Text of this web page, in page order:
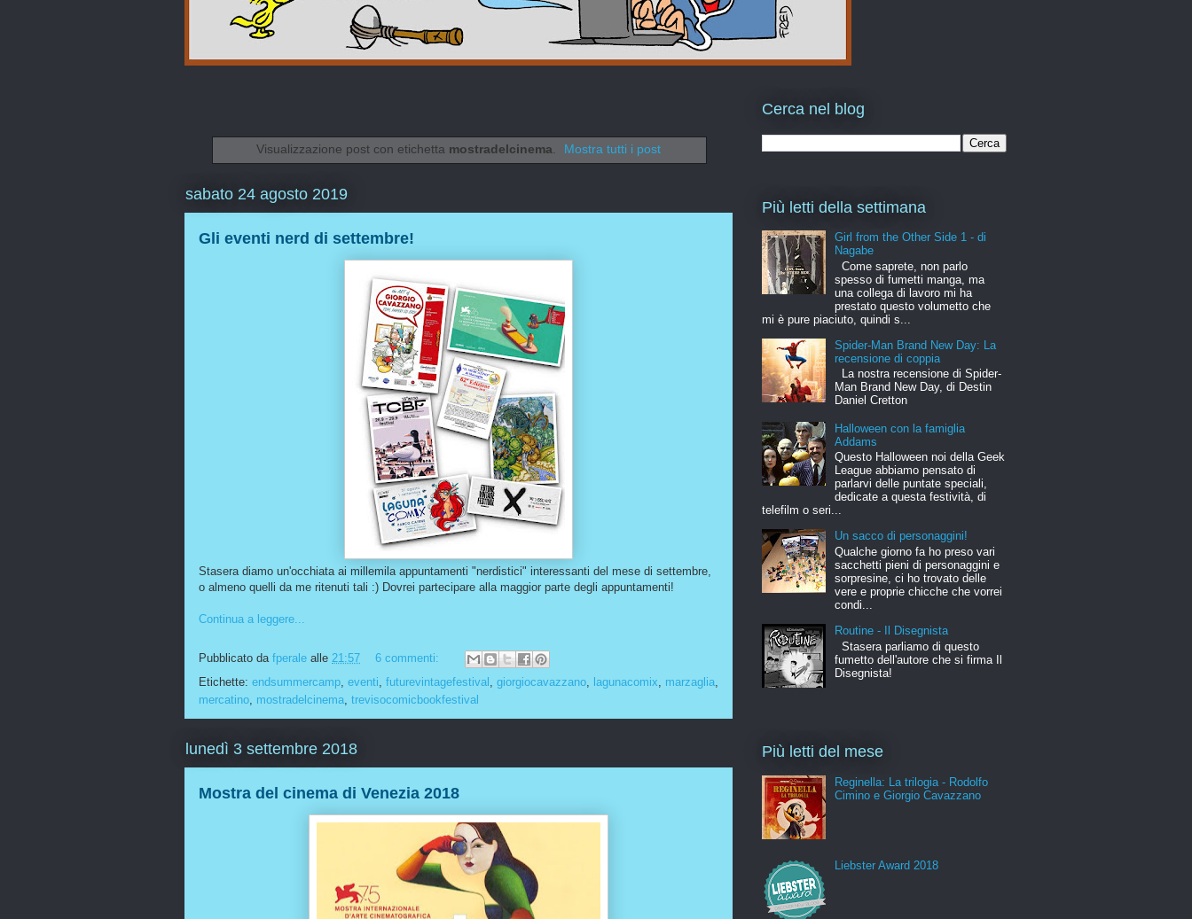
Visualizzazione post con etichetta mostradelcinema. Mostra tutti i post
sabato 24 agosto 2019
Gli eventi nerd di settembre!
Stasera diamo un'occhiata ai millemila appuntamenti "nerdistici" interessanti del mese di settembre,
o almeno quelli da me ritenuti tali :) Dovrei partecipare alla maggior parte degli appuntamenti!
Continua a leggere...
Pubblicato da fperale alle 21:57
6 commenti:
Etichette: endsummercamp eventi futurevintagefestival giorgiocavazzano lagunacomix marzaglia
mercatino mostradelcinema trevisocomicbookfestival
lunedì 3 settembre 2018
Mostra del cinema di Venezia 2018
Cerca nel blog
Più letti della settimana
Girl from the Other Side 1 - di
Nagabe
Come saprete, non parlo
spesso di fumetti manga, ma
una collega di lavoro mi ha
prestato questo volumetto che
mi è pure piaciuto, quindi s...
Spider-Man Brand New Day: La
recensione di coppia
La nostra recensione di Spider-
Man Brand New Day, di Destin
Daniel Cretton
Halloween con la famiglia
Addams
Questo Halloween noi della Geek
League abbiamo pensato di
parlarvi delle puntate speciali,
dedicate a questa festività, di
telefilm o seri...
Un sacco di personaggini!
Qualche giorno fa ho preso vari
sacchetti pieni di personaggini e
sorpresine, ci ho trovato delle
vere e proprie chicche che vorrei
condi...
Routine - Il Disegnista
Stasera parliamo di questo
fumetto dell'autore che si firma Il
Disegnista!
Più letti del mese
Reginella: La trilogia - Rodolfo
Cimino e Giorgio Cavazzano
Liebster Award 2018